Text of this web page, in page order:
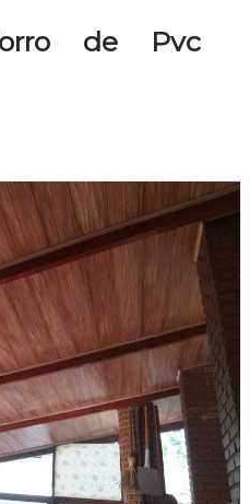
de Pvc